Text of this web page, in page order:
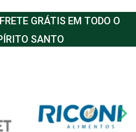
FRETE GRÁTIS EM TODO O
SANTO